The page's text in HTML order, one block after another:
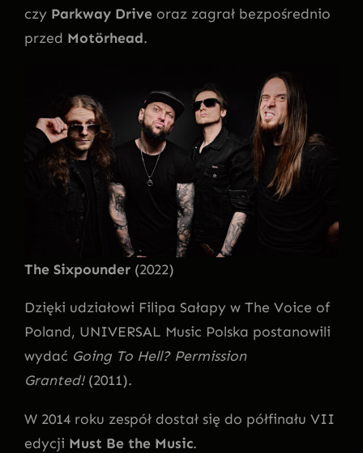
czy Parkway Drive oraz zagrał bezpośrednio
przed Motörhead.
The Sixpounder (2022)
Dzięki udziałowi Filipa Sałapy w The Voice of
Poland, UNIVERSAL Music Polska postanowili
wydać Going To Hell? Permission
Granted!(2011).
W 2014 roku zespół dostał się do półfinału VII
edycji Must Be the Music.